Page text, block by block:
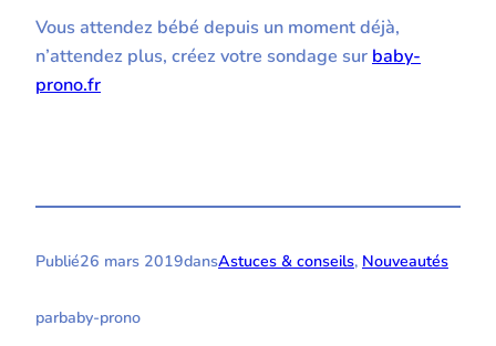
Vous attendez bébé depuis un moment déjà,
n’attendez plus, créez votre sondage sur baby-
prono.fr
Publié26 mars 2019dansAstuces & conseils, Nouveautés
parbaby-prono